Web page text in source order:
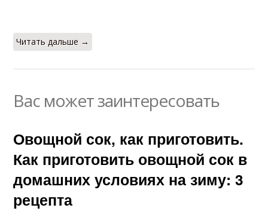
Читать дальше →
Вас может заинтересовать
Овощной сок, как приготовить.
Как приготовить овощной сок в
домашних условиях на зиму: 3
рецепта